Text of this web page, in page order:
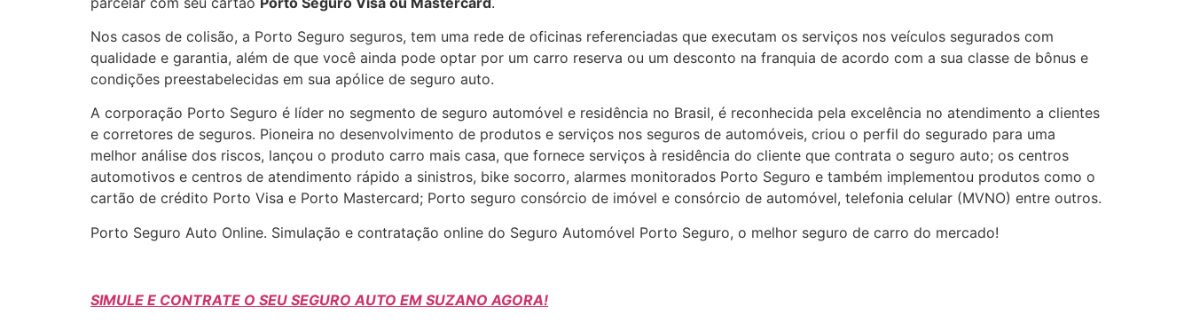
Nos casos de colisão, a Porto Seguro seguros, tem uma rede de oficinas referenciadas que executam os serviços nos veículos segurados com
qualidade e garantia, além de que você ainda pode optar por um carro reserva ou um desconto na franquia de acordo com a sua classe de bônus e
condições preestabelecidas em sua apólice de seguro auto.
A corporação Porto Seguro é líder no segmento de seguro automóvel e residência no Brasil, é reconhecida pela excelência no atendimento a clientes
e corretores de seguros. Pioneira no desenvolvimento de produtos e serviços nos seguros de automóveis, criou o perfil do segurado para uma
melhor análise dos riscos, lançou o produto carro mais casa, que fornece serviços à residência do cliente que contrata o seguro auto; os centros
automotivos e centros de atendimento rápido a sinistros, bike socorro, alarmes monitorados Porto Seguro e também implementou produtos como o
cartão de crédito Porto Visa e Porto Mastercard; Porto seguro consórcio de imóvel e consórcio de automóvel, telefonia celular (MVNO) entre outros.
Porto Seguro Auto Online. Simulação e contratação online do Seguro Automóvel Porto Seguro, o melhor seguro de carro do mercado!
SIMULE E CONTRATE O SEU SEGURO AUTO EM SUZANO AGORA!